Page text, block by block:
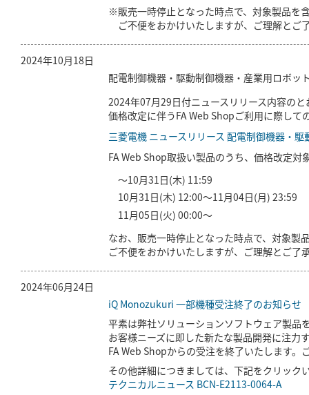
※販売一時停止となった時点で、対象製品を
ご不便をおかけいたしますが、ご理解とご
2024年10月18日
配電制御機器・駆動制御機器・産業用ロボッ
2024年07月29日付ニュースリリース内容の
価格改定に伴うFA Web Shopご利用に際して
三菱電機 ニュースリリース 配電制御機器・
FA Web Shop取扱い製品のうち、価格改定
～10月31日(木) 11:59
10月31日(木) 12:00～11月04日(月) 23:59
11月05日(火) 00:00～
なお、販売一時停止となった時点で、対象製
ご不便をおかけいたしますが、ご理解とご了
2024年06月24日
iQ Monozukuri 一部機種受注終了のお知らせ
平素は弊社ソリューションソフトウェア製品
お客様ニーズに即した新たな製品開発に注
FA Web Shopからの受注を終了いたします
その他詳細につきましては、下記をクリック
テクニカルニュース BCN-E2113-0064-A